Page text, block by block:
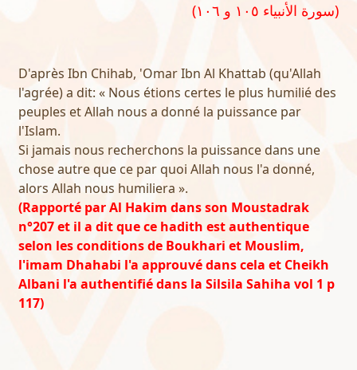
(سورة الأنبياء ١٠٥ و ١٠٦)
D'après Ibn Chihab, 'Omar Ibn Al Khattab (qu'Allah
l'agrée) a dit: « Nous étions certes le plus humilié des
peuples et Allah nous a donné la puissance par
l'Islam.
Si jamais nous recherchons la puissance dans une
chose autre que ce par quoi Allah nous l'a donné,
alors Allah nous humiliera ».
(Rapporté par Al Hakim dans son Moustadrak
n°207 et il a dit que ce hadith est authentique
selon les conditions de Boukhari et Mouslim,
l'imam Dhahabi l'a approuvé dans cela et Cheikh
Albani l'a authentifié dans la Silsila Sahiha vol 1 p
117)